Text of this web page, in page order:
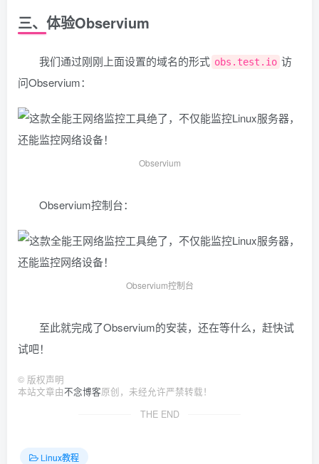
三、体验Observium
我们通过刚刚上面设置的域名的形式 obs.test.io 访
问Observium：
Observium
Observium控制台：
Observium控制台
至此就完成了Observium的安装，还在等什么，赶快试
试吧！
© 版权声明
本站文章由不念博客原创，未经允许严禁转载！
THE END
Linux教程